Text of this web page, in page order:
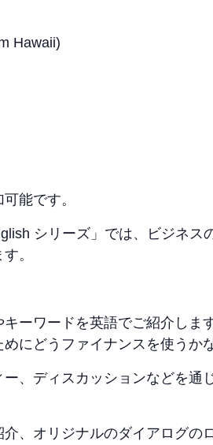
Hawaii)
能です。
シリーズ」では、ビジネス
。
ーワードを英語でご紹介しま
にどうファイナンスを使うか
、ディスカッションなどを通
、オリジナルのダイアログの